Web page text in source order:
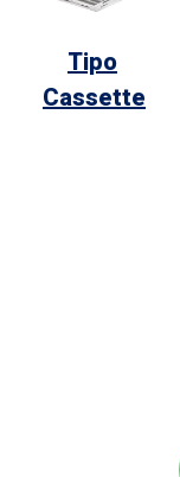
Tipo
Cassette